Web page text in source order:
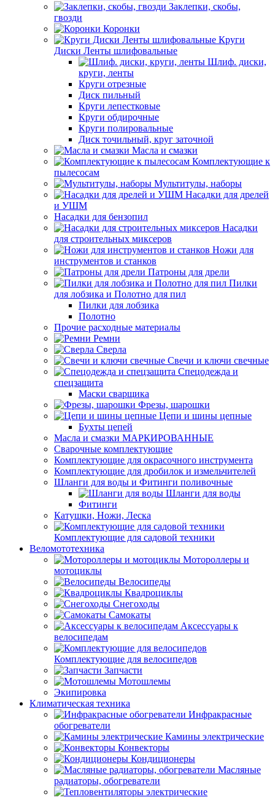
Заклепки, скобы,
гвозди
Коронки
Круги
Диски Ленты шлифовальные
Шлиф. диски,
круги, ленты
Круги отрезные
Диск пильный
Круги лепестковые
Круги обдирочные
Круги полировальные
Диск точильный, круг заточной
Масла и смазки
Комплектующие к
пылесосам
Мультитулы, наборы
Насадки для дрелей
и УШМ
Насадки для бензопил
Насадки
для строительных миксеров
Ножи для
инструментов и станков
Патроны для дрели
Пилки
для лобзика и Полотно для пил
Пилки для лобзика
Полотно
Прочие расходные материалы
Ремни
Сверла
Свечи и ключи свечные
Спецодежда и
спецзащита
Маски сварщика
Фрезы, шарошки
Цепи и шины цепные
Бухты цепей
Масла и смазки МАРКИРОВАННЫЕ
Сварочные комплектующие
Комплектующие для окрасочного инструмента
Комплектующие для дробилок и измельчителей
Шланги для воды и Фитинги поливочные
Шланги для воды
Фитинги
Катушки, Ножи, Леска
Комплектующие для садовой техники
Веломототехника
Мотороллеры и
мотоциклы
Велосипеды
Квадроциклы
Снегоходы
Самокаты
Аксессуары к
велосипедам
Комплектующие для велосипедов
Запчасти
Мотошлемы
Экипировка
Климатическая техника
Инфракрасные
обогреватели
Камины электрические
Конвекторы
Кондиционеры
Масляные
радиаторы, обогреватели